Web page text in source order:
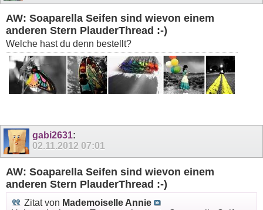
AW: Soaparella Seifen sind wievon einem
anderen Stern PlauderThread :-)
Welche hast du denn bestellt?
gabi2631:
02.11.2012 07:01
AW: Soaparella Seifen sind wievon einem
anderen Stern PlauderThread :-)
Zitat von Mademoiselle Annie